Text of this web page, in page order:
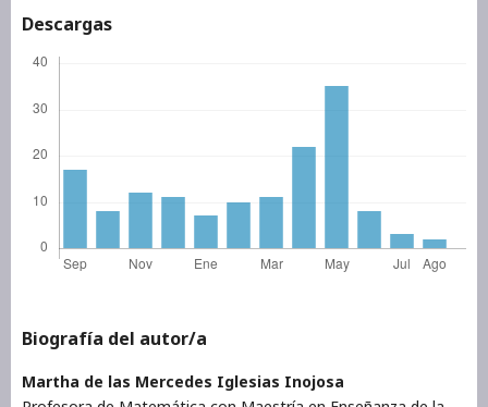
Descargas
Biografía del autor/a
Martha de las Mercedes Iglesias Inojosa